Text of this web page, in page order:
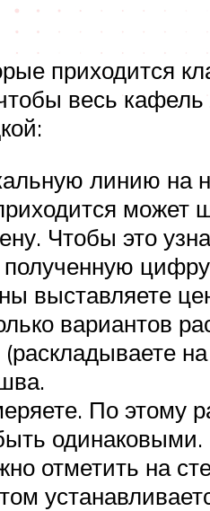
приходится
весь
линию на
может
Чтобы это
выставляете
вариантов
По этому
отметить на